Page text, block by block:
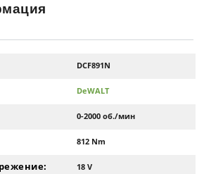
DCF891N
DeWALT
0-2000 об./мин
812 Nm
18 V